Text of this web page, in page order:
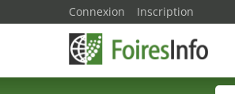
Connexion Inscription